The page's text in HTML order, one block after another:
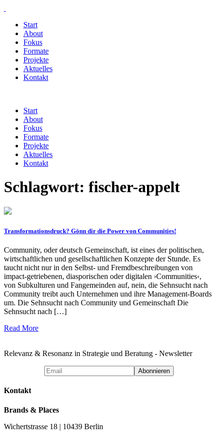
Start
About
Fokus
Formate
Projekte
Aktuelles
Kontakt
Start
About
Fokus
Formate
Projekte
Aktuelles
Kontakt
Schlagwort: fischer-appelt
Transformationsdruck? Gönn dir die Power von Communities!
Community, oder deutsch Gemeinschaft, ist eines der politischen,
wirtschaftlichen und gesellschaftlichen Konzepte der Stunde. Es
taucht nicht nur in den Selbst- und Fremdbeschreibungen von
impact-getriebenen, diasporischen oder digitalen ›Communities‹,
von Subkulturen und Fangemeinden auf, nein, die Sehnsucht nach
Community treibt auch Unternehmen und ihre Management-Boards
um. Die Sehnsucht nach Community und Gemeinschaft Die
Sehnsucht nach […]
Read More
Relevanz & Resonanz in Strategie und Beratung - Newsletter
Kontakt
Brands & Places
Wichertstrasse 18 | 10439 Berlin